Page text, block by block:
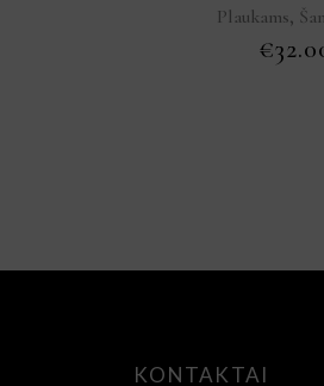
Plaukams,
€
KONTAKTAI